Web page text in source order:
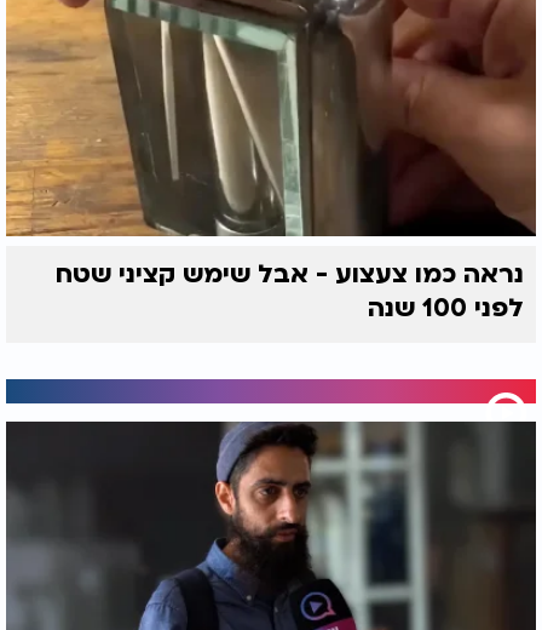
נראה כמו צעצוע - אבל שימש קציני שטח
לפני 100 שנה